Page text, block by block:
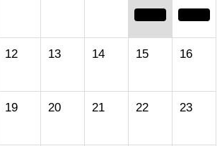
12 13 14 15 16
19 20 21 22 23